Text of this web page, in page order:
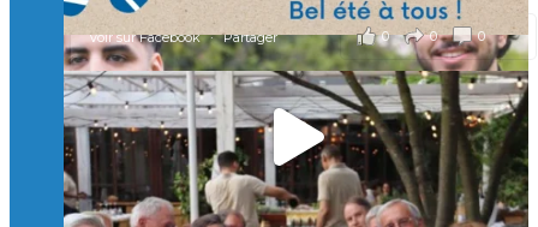
0 0 0
Voir sur Facebook · Partager
🚀Afterwork à Genève 🚀
🥳 Le 22 avril dernier, 14 Alumni vivant / travaillant
en Suisse ont partagé un moment convivial de
retrouvailles et d'échanges !